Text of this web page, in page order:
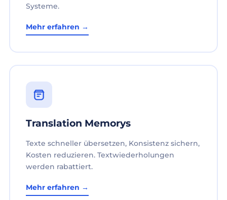
Systeme.
Mehr erfahren →
Translation Memorys
Texte schneller übersetzen, Konsistenz sichern,
Kosten reduzieren. Textwiederholungen
werden rabattiert.
Mehr erfahren →